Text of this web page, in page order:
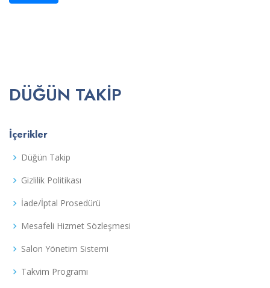
DÜĞÜN TAKIP
İçerikler
Düğün Takip
Gizlilik Politikası
İade/İptal Prosedürü
Mesafeli Hizmet Sözleşmesi
Salon Yönetim Sistemi
Takvim Programı